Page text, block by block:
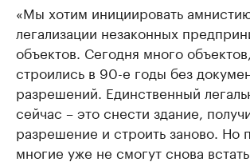
«Мы хотим инициировать
легализации незаконных
объектов. Сегодня много
строились в 90-е годы без
разрешений. Единственный
сейчас – это снести здание,
разрешение и строить заново. Но
многие уже не смогут снова